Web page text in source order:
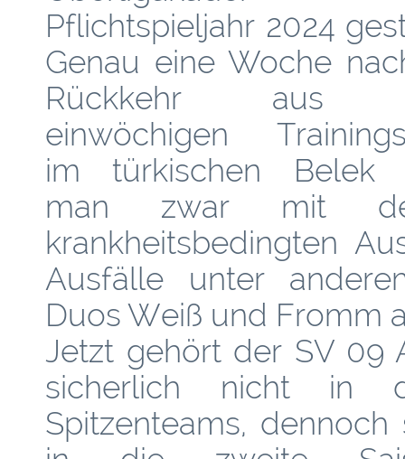
Pflichtspieljahr 2024
Genau eine Woche
Rückkehr aus
einwöchigen
im türkischen Belek
man zwar mit
krankheitsbedingten
Ausfälle unter
Duos Weiß und Fromm
Jetzt gehört der SV 09
sicherlich nicht in
Spitzenteams,